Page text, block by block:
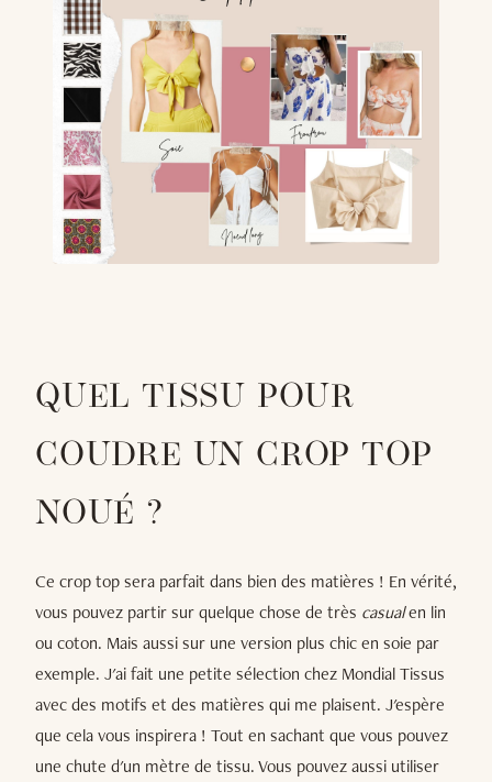
QUEL TISSU POUR
COUDRE UN CROP TOP
NOUÉ ?
Ce crop top sera parfait dans bien des matières ! En vérité,
vous pouvez partir sur quelque chose de très casualen lin
ou coton. Mais aussi sur une version plus chic en soie par
exemple. J'ai fait une petite sélection chez Mondial Tissus
avec des motifs et des matières qui me plaisent. J'espère
que cela vous inspirera ! Tout en sachant que vous pouvez
une chute d'un mètre de tissu. Vous pouvez aussi utiliser